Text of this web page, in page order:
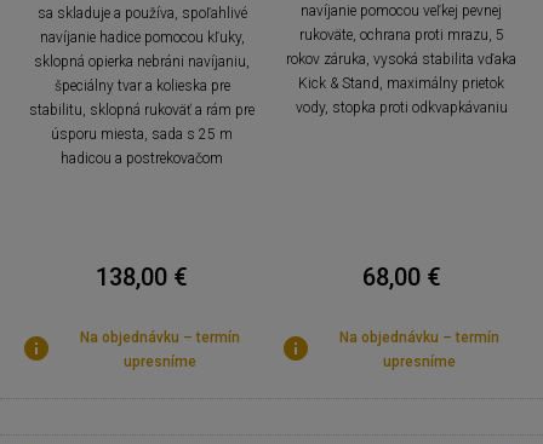
sa skladuje a používa, spoľahlivé
navíjanie hadice pomocou kľuky,
sklopná opierka nebráni navíjaniu,
špeciálny tvar a kolieska pre
stabilitu, sklopná rukoväť a rám pre
úsporu miesta, sada s 25 m
hadicou a postrekovačom
138,00 €
Na objednávku – termín
upresníme
navíjanie pomocou veľkej pevnej
rukoväte, ochrana proti mrazu, 5
rokov záruka, vysoká stabilita vďaka
Kick & Stand, maximálny prietok
vody, stopka proti odkvapkávaniu
68,00 €
Na objednávku – termín
upresníme